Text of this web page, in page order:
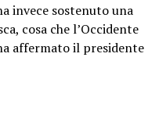
invece sostenuto una
cosa che l’Occidente
affermato il presidente